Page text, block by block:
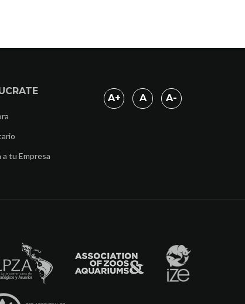
a tu Empresa
A+ A A-